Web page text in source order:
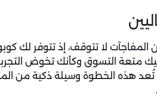
المفاجآت لا تتوقف، إذ تتوفر لك
متعة التسوق وكأنك تخوض
هذه الخطوة وسيلة ذكية من